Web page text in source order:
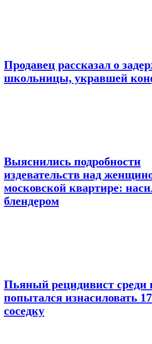
Продавец рассказал о
школьницы, укравшей
Выяснились подробности
издевательств над
московской квартире:
блендером
Пьяный рецидивист среди
попытался изнасиловать
соседку